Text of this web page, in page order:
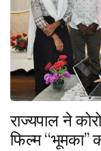
राज्यपाल ने
फिल्म ‘‘भूमका’’